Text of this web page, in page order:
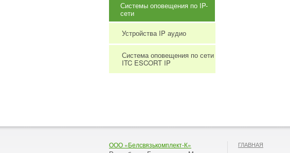
Системы оповещения по IP-
сети
Устройства IP аудио
Система оповещения по сети
ITC ESCORT IP
ООО «Белсвязькомплект-К»
ГЛАВНАЯ